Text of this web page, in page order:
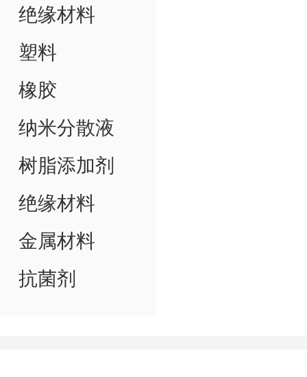
绝缘材料
塑料
橡胶
纳米分散液
树脂添加剂
绝缘材料
金属材料
抗菌剂